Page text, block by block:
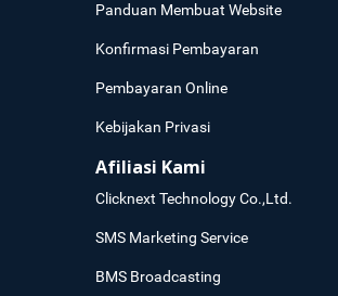
Panduan Membuat Website
Konfirmasi Pembayaran
Pembayaran Online
Kebijakan Privasi
Afiliasi Kami
Clicknext Technology Co.,Ltd.
SMS Marketing Service
BMS Broadcasting